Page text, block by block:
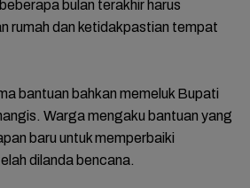
bulan terakhir harus
rumah dan ketidakpastian tempat
bantuan bahkan memeluk Bupati
Warga mengaku bantuan yang
baru untuk memperbaiki
dilanda bencana.